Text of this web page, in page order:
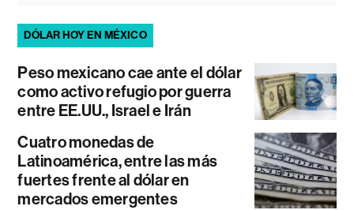
DÓLAR HOY EN MÉXICO
Peso mexicano cae ante el dólar
como activo refugio por guerra
entre EE.UU., Israel e Irán
Cuatro monedas de
Latinoamérica, entre las más
fuertes frente al dólar en
mercados emergentes